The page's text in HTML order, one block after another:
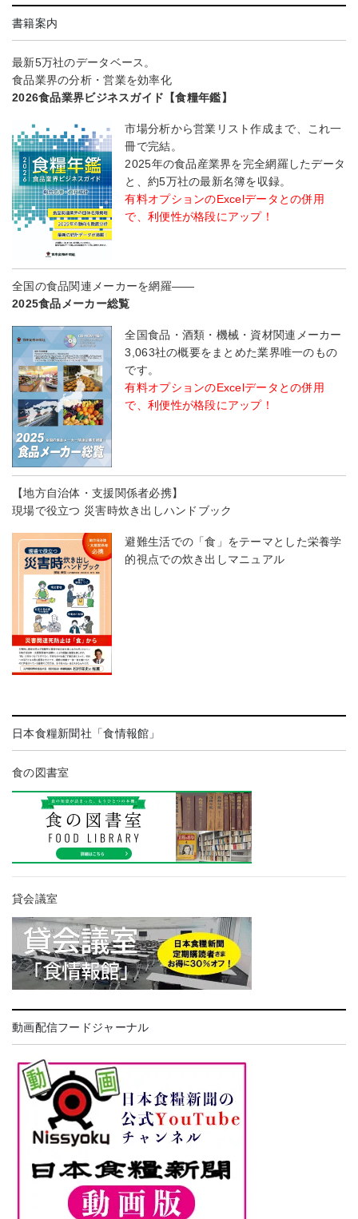
書籍案内
最新5万社のデータベース。
食品業界の分析・営業を効率化
2026食品業界ビジネスガイド【食糧年鑑】
市場分析から営業リスト作成まで、これ一
冊で完結。
2025年の食品産業界を完全網羅したデータ
と、約5万社の最新名簿を収録。
有料オプションのExcelデータとの併用
で、利便性が格段にアップ！
全国の食品関連メーカーを網羅――
2025食品メーカー総覧
全国食品・酒類・機械・資材関連メーカー
3,063社の概要をまとめた業界唯一のもの
です。
有料オプションのExcelデータとの併用
で、利便性が格段にアップ！
【地方自治体・支援関係者必携】
現場で役立つ 災害時炊き出しハンドブック
避難生活での「食」をテーマとした栄養学
的視点での炊き出しマニュアル
日本食糧新聞社「食情報館」
食の図書室
貸会議室
動画配信フードジャーナル